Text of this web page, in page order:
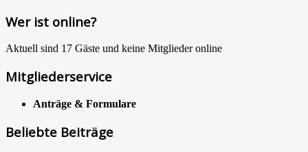
Wer ist online?
Aktuell sind 17 Gäste und keine Mitglieder online
Mitgliederservice
Anträge & Formulare
Beliebte Beiträge